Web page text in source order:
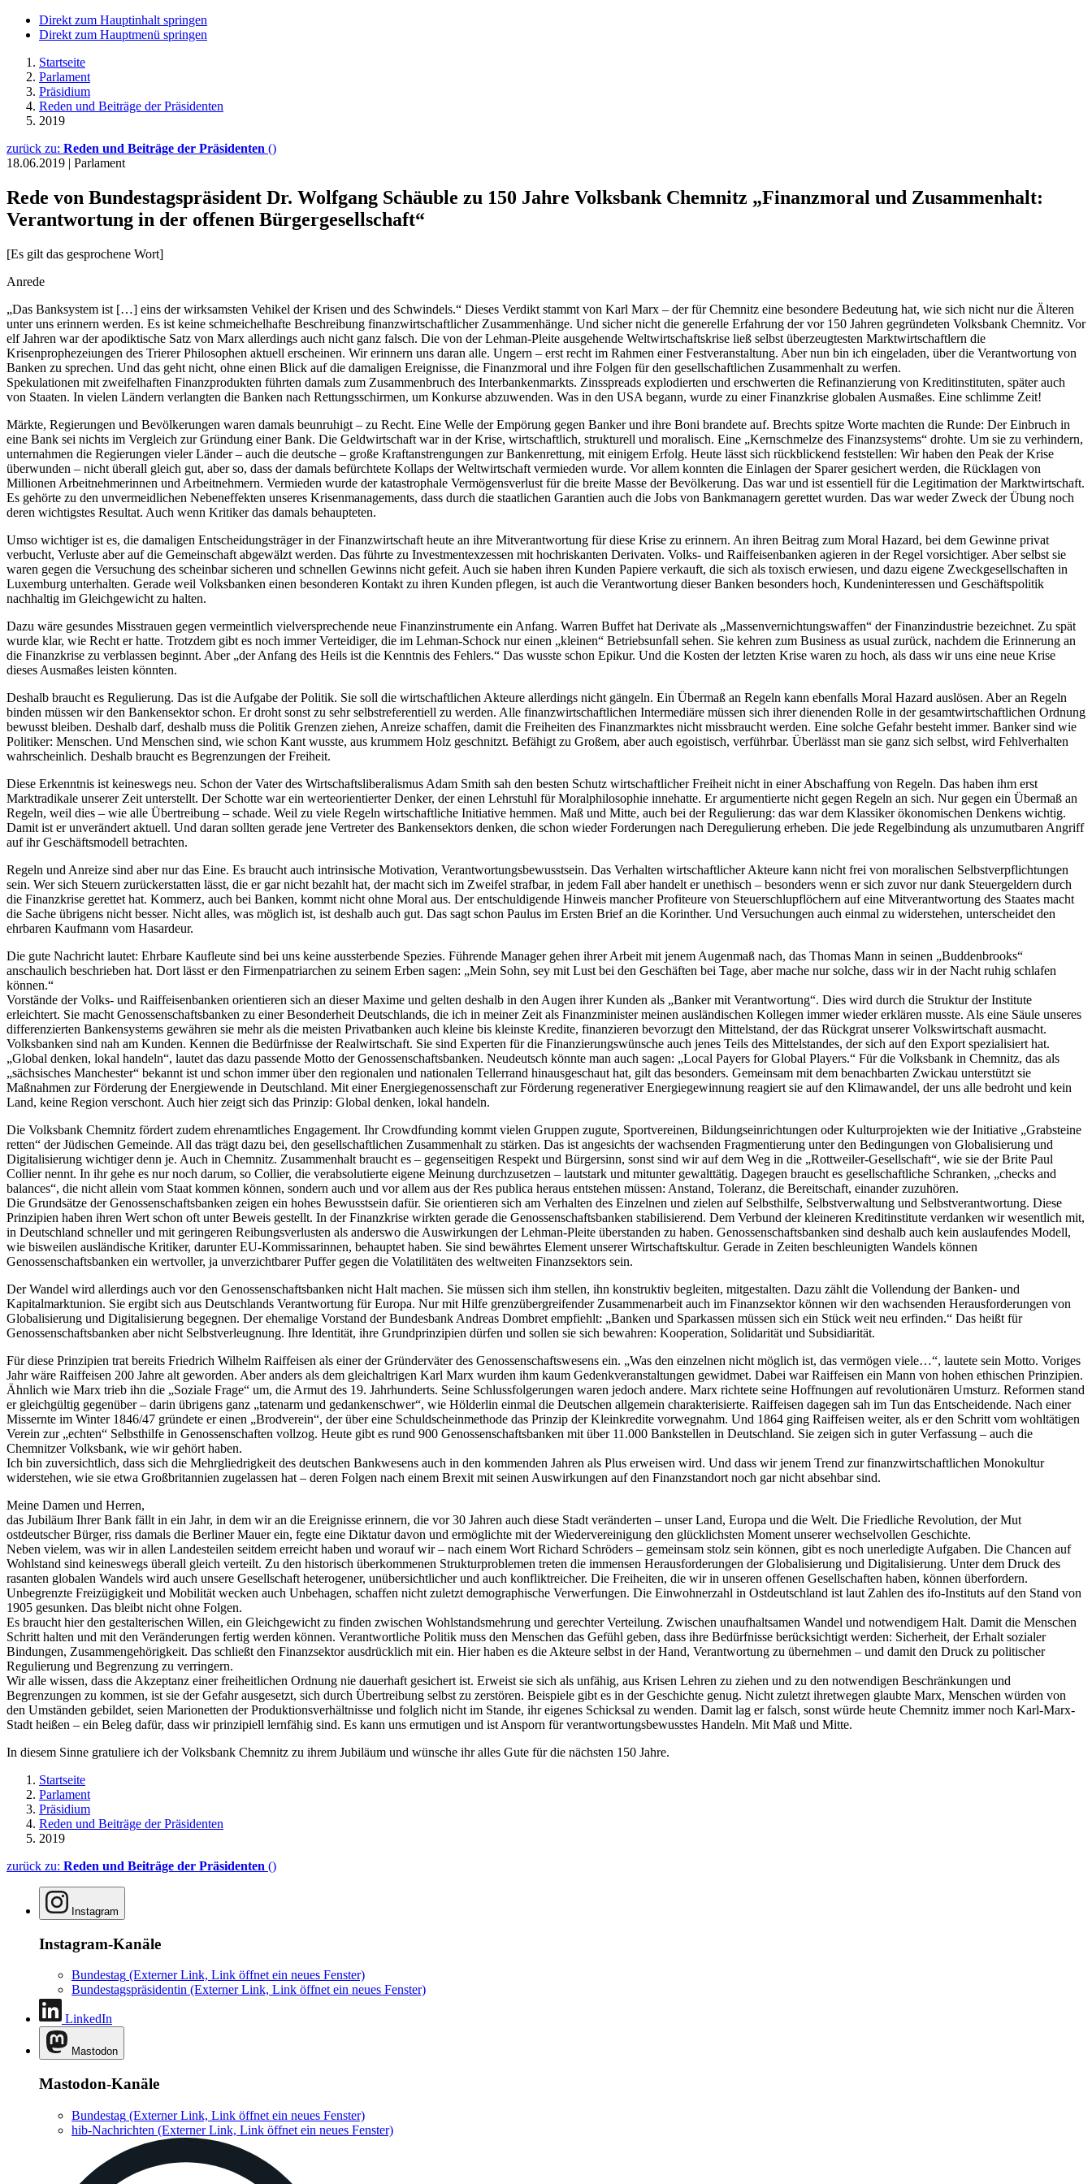
Direkt zum Hauptinhalt springen
Direkt zum Hauptmenü springen
Startseite
Parlament
Präsidium
Reden und Beiträge der Präsidenten
2019
zurück zu: Reden und Beiträge der Präsidenten ()
18.06.2019 | Parlament
Rede von Bundestagspräsident Dr. Wolfgang Schäuble zu 150 Jahre Volksbank Chemnitz „Finanzmoral und Zusammenhalt:
Verantwortung in der offenen Bürgergesellschaft“
[Es gilt das gesprochene Wort]
Anrede
„Das Banksystem ist […] eins der wirksamsten Vehikel der Krisen und des Schwindels.“ Dieses Verdikt stammt von Karl Marx – der für Chemnitz eine besondere Bedeutung hat, wie sich nicht nur die Älteren
unter uns erinnern werden. Es ist keine schmeichelhafte Beschreibung finanzwirtschaftlicher Zusammenhänge. Und sicher nicht die generelle Erfahrung der vor 150 Jahren gegründeten Volksbank Chemnitz. Vor
elf Jahren war der apodiktische Satz von Marx allerdings auch nicht ganz falsch. Die von der Lehman-Pleite ausgehende Weltwirtschaftskrise ließ selbst überzeugtesten Marktwirtschaftlern die
Krisenprophezeiungen des Trierer Philosophen aktuell erscheinen. Wir erinnern uns daran alle. Ungern – erst recht im Rahmen einer Festveranstaltung. Aber nun bin ich eingeladen, über die Verantwortung von
Banken zu sprechen. Und das geht nicht, ohne einen Blick auf die damaligen Ereignisse, die Finanzmoral und ihre Folgen für den gesellschaftlichen Zusammenhalt zu werfen.
Spekulationen mit zweifelhaften Finanzprodukten führten damals zum Zusammenbruch des Interbankenmarkts. Zinsspreads explodierten und erschwerten die Refinanzierung von Kreditinstituten, später auch
von Staaten. In vielen Ländern verlangten die Banken nach Rettungsschirmen, um Konkurse abzuwenden. Was in den USA begann, wurde zu einer Finanzkrise globalen Ausmaßes. Eine schlimme Zeit!
Märkte, Regierungen und Bevölkerungen waren damals beunruhigt – zu Recht. Eine Welle der Empörung gegen Banker und ihre Boni brandete auf. Brechts spitze Worte machten die Runde: Der Einbruch in
eine Bank sei nichts im Vergleich zur Gründung einer Bank. Die Geldwirtschaft war in der Krise, wirtschaftlich, strukturell und moralisch. Eine „Kernschmelze des Finanzsystems“ drohte. Um sie zu verhindern,
unternahmen die Regierungen vieler Länder – auch die deutsche – große Kraftanstrengungen zur Bankenrettung, mit einigem Erfolg. Heute lässt sich rückblickend feststellen: Wir haben den Peak der Krise
überwunden – nicht überall gleich gut, aber so, dass der damals befürchtete Kollaps der Weltwirtschaft vermieden wurde. Vor allem konnten die Einlagen der Sparer gesichert werden, die Rücklagen von
Millionen Arbeitnehmerinnen und Arbeitnehmern. Vermieden wurde der katastrophale Vermögensverlust für die breite Masse der Bevölkerung. Das war und ist essentiell für die Legitimation der Marktwirtschaft.
Es gehörte zu den unvermeidlichen Nebeneffekten unseres Krisenmanagements, dass durch die staatlichen Garantien auch die Jobs von Bankmanagern gerettet wurden. Das war weder Zweck der Übung noch
deren wichtigstes Resultat. Auch wenn Kritiker das damals behaupteten.
Umso wichtiger ist es, die damaligen Entscheidungsträger in der Finanzwirtschaft heute an ihre Mitverantwortung für diese Krise zu erinnern. An ihren Beitrag zum Moral Hazard, bei dem Gewinne privat
verbucht, Verluste aber auf die Gemeinschaft abgewälzt werden. Das führte zu Investmentexzessen mit hochriskanten Derivaten. Volks- und Raiffeisenbanken agieren in der Regel vorsichtiger. Aber selbst sie
waren gegen die Versuchung des scheinbar sicheren und schnellen Gewinns nicht gefeit. Auch sie haben ihren Kunden Papiere verkauft, die sich als toxisch erwiesen, und dazu eigene Zweckgesellschaften in
Luxemburg unterhalten. Gerade weil Volksbanken einen besonderen Kontakt zu ihren Kunden pflegen, ist auch die Verantwortung dieser Banken besonders hoch, Kundeninteressen und Geschäftspolitik
nachhaltig im Gleichgewicht zu halten.
Dazu wäre gesundes Misstrauen gegen vermeintlich vielversprechende neue Finanzinstrumente ein Anfang. Warren Buffet hat Derivate als „Massenvernichtungswaffen“ der Finanzindustrie bezeichnet. Zu spät
wurde klar, wie Recht er hatte. Trotzdem gibt es noch immer Verteidiger, die im Lehman-Schock nur einen „kleinen“ Betriebsunfall sehen. Sie kehren zum Business as usual zurück, nachdem die Erinnerung an
die Finanzkrise zu verblassen beginnt. Aber „der Anfang des Heils ist die Kenntnis des Fehlers.“ Das wusste schon Epikur. Und die Kosten der letzten Krise waren zu hoch, als dass wir uns eine neue Krise
dieses Ausmaßes leisten könnten.
Deshalb braucht es Regulierung. Das ist die Aufgabe der Politik. Sie soll die wirtschaftlichen Akteure allerdings nicht gängeln. Ein Übermaß an Regeln kann ebenfalls Moral Hazard auslösen. Aber an Regeln
binden müssen wir den Bankensektor schon. Er droht sonst zu sehr selbstreferentiell zu werden. Alle finanzwirtschaftlichen Intermediäre müssen sich ihrer dienenden Rolle in der gesamtwirtschaftlichen Ordnung
bewusst bleiben. Deshalb darf, deshalb muss die Politik Grenzen ziehen, Anreize schaffen, damit die Freiheiten des Finanzmarktes nicht missbraucht werden. Eine solche Gefahr besteht immer. Banker sind wie
Politiker: Menschen. Und Menschen sind, wie schon Kant wusste, aus krummem Holz geschnitzt. Befähigt zu Großem, aber auch egoistisch, verführbar. Überlässt man sie ganz sich selbst, wird Fehlverhalten
wahrscheinlich. Deshalb braucht es Begrenzungen der Freiheit.
Diese Erkenntnis ist keineswegs neu. Schon der Vater des Wirtschaftsliberalismus Adam Smith sah den besten Schutz wirtschaftlicher Freiheit nicht in einer Abschaffung von Regeln. Das haben ihm erst
Marktradikale unserer Zeit unterstellt. Der Schotte war ein werteorientierter Denker, der einen Lehrstuhl für Moralphilosophie innehatte. Er argumentierte nicht gegen Regeln an sich. Nur gegen ein Übermaß an
Regeln, weil dies – wie alle Übertreibung – schade. Weil zu viele Regeln wirtschaftliche Initiative hemmen. Maß und Mitte, auch bei der Regulierung: das war dem Klassiker ökonomischen Denkens wichtig.
Damit ist er unverändert aktuell. Und daran sollten gerade jene Vertreter des Bankensektors denken, die schon wieder Forderungen nach Deregulierung erheben. Die jede Regelbindung als unzumutbaren Angriff
auf ihr Geschäftsmodell betrachten.
Regeln und Anreize sind aber nur das Eine. Es braucht auch intrinsische Motivation, Verantwortungsbewusstsein. Das Verhalten wirtschaftlicher Akteure kann nicht frei von moralischen Selbstverpflichtungen
sein. Wer sich Steuern zurückerstatten lässt, die er gar nicht bezahlt hat, der macht sich im Zweifel strafbar, in jedem Fall aber handelt er unethisch – besonders wenn er sich zuvor nur dank Steuergeldern durch
die Finanzkrise gerettet hat. Kommerz, auch bei Banken, kommt nicht ohne Moral aus. Der entschuldigende Hinweis mancher Profiteure von Steuerschlupflöchern auf eine Mitverantwortung des Staates macht
die Sache übrigens nicht besser. Nicht alles, was möglich ist, ist deshalb auch gut. Das sagt schon Paulus im Ersten Brief an die Korinther. Und Versuchungen auch einmal zu widerstehen, unterscheidet den
ehrbaren Kaufmann vom Hasardeur.
Die gute Nachricht lautet: Ehrbare Kaufleute sind bei uns keine aussterbende Spezies. Führende Manager gehen ihrer Arbeit mit jenem Augenmaß nach, das Thomas Mann in seinen „Buddenbrooks“
anschaulich beschrieben hat. Dort lässt er den Firmenpatriarchen zu seinem Erben sagen: „Mein Sohn, sey mit Lust bei den Geschäften bei Tage, aber mache nur solche, dass wir in der Nacht ruhig schlafen
können.“
Vorstände der Volks- und Raiffeisenbanken orientieren sich an dieser Maxime und gelten deshalb in den Augen ihrer Kunden als „Banker mit Verantwortung“. Dies wird durch die Struktur der Institute
erleichtert. Sie macht Genossenschaftsbanken zu einer Besonderheit Deutschlands, die ich in meiner Zeit als Finanzminister meinen ausländischen Kollegen immer wieder erklären musste. Als eine Säule unseres
differenzierten Bankensystems gewähren sie mehr als die meisten Privatbanken auch kleine bis kleinste Kredite, finanzieren bevorzugt den Mittelstand, der das Rückgrat unserer Volkswirtschaft ausmacht.
Volksbanken sind nah am Kunden. Kennen die Bedürfnisse der Realwirtschaft. Sie sind Experten für die Finanzierungswünsche auch jenes Teils des Mittelstandes, der sich auf den Export spezialisiert hat.
„Global denken, lokal handeln“, lautet das dazu passende Motto der Genossenschaftsbanken. Neudeutsch könnte man auch sagen: „Local Payers for Global Players.“ Für die Volksbank in Chemnitz, das als
„sächsisches Manchester“ bekannt ist und schon immer über den regionalen und nationalen Tellerrand hinausgeschaut hat, gilt das besonders. Gemeinsam mit dem benachbarten Zwickau unterstützt sie
Maßnahmen zur Förderung der Energiewende in Deutschland. Mit einer Energiegenossenschaft zur Förderung regenerativer Energiegewinnung reagiert sie auf den Klimawandel, der uns alle bedroht und kein
Land, keine Region verschont. Auch hier zeigt sich das Prinzip: Global denken, lokal handeln.
Die Volksbank Chemnitz fördert zudem ehrenamtliches Engagement. Ihr Crowdfunding kommt vielen Gruppen zugute, Sportvereinen, Bildungseinrichtungen oder Kulturprojekten wie der Initiative „Grabsteine
retten“ der Jüdischen Gemeinde. All das trägt dazu bei, den gesellschaftlichen Zusammenhalt zu stärken. Das ist angesichts der wachsenden Fragmentierung unter den Bedingungen von Globalisierung und
Digitalisierung wichtiger denn je. Auch in Chemnitz. Zusammenhalt braucht es – gegenseitigen Respekt und Bürgersinn, sonst sind wir auf dem Weg in die „Rottweiler-Gesellschaft“, wie sie der Brite Paul
Collier nennt. In ihr gehe es nur noch darum, so Collier, die verabsolutierte eigene Meinung durchzusetzen – lautstark und mitunter gewalttätig. Dagegen braucht es gesellschaftliche Schranken, „checks and
balances“, die nicht allein vom Staat kommen können, sondern auch und vor allem aus der Res publica heraus entstehen müssen: Anstand, Toleranz, die Bereitschaft, einander zuzuhören.
Die Grundsätze der Genossenschaftsbanken zeigen ein hohes Bewusstsein dafür. Sie orientieren sich am Verhalten des Einzelnen und zielen auf Selbsthilfe, Selbstverwaltung und Selbstverantwortung. Diese
Prinzipien haben ihren Wert schon oft unter Beweis gestellt. In der Finanzkrise wirkten gerade die Genossenschaftsbanken stabilisierend. Dem Verbund der kleineren Kreditinstitute verdanken wir wesentlich mit,
in Deutschland schneller und mit geringeren Reibungsverlusten als anderswo die Auswirkungen der Lehman-Pleite überstanden zu haben. Genossenschaftsbanken sind deshalb auch kein auslaufendes Modell,
wie bisweilen ausländische Kritiker, darunter EU-Kommissarinnen, behauptet haben. Sie sind bewährtes Element unserer Wirtschaftskultur. Gerade in Zeiten beschleunigten Wandels können
Genossenschaftsbanken ein wertvoller, ja unverzichtbarer Puffer gegen die Volatilitäten des weltweiten Finanzsektors sein.
Der Wandel wird allerdings auch vor den Genossenschaftsbanken nicht Halt machen. Sie müssen sich ihm stellen, ihn konstruktiv begleiten, mitgestalten. Dazu zählt die Vollendung der Banken- und
Kapitalmarktunion. Sie ergibt sich aus Deutschlands Verantwortung für Europa. Nur mit Hilfe grenzübergreifender Zusammenarbeit auch im Finanzsektor können wir den wachsenden Herausforderungen von
Globalisierung und Digitalisierung begegnen. Der ehemalige Vorstand der Bundesbank Andreas Dombret empfiehlt: „Banken und Sparkassen müssen sich ein Stück weit neu erfinden.“ Das heißt für
Genossenschaftsbanken aber nicht Selbstverleugnung. Ihre Identität, ihre Grundprinzipien dürfen und sollen sie sich bewahren: Kooperation, Solidarität und Subsidiarität.
Für diese Prinzipien trat bereits Friedrich Wilhelm Raiffeisen als einer der Gründerväter des Genossenschaftswesens ein. „Was den einzelnen nicht möglich ist, das vermögen viele…“, lautete sein Motto. Voriges
Jahr wäre Raiffeisen 200 Jahre alt geworden. Aber anders als dem gleichaltrigen Karl Marx wurden ihm kaum Gedenkveranstaltungen gewidmet. Dabei war Raiffeisen ein Mann von hohen ethischen Prinzipien.
Ähnlich wie Marx trieb ihn die „Soziale Frage“ um, die Armut des 19. Jahrhunderts. Seine Schlussfolgerungen waren jedoch andere. Marx richtete seine Hoffnungen auf revolutionären Umsturz. Reformen stand
er gleichgültig gegenüber – darin übrigens ganz „tatenarm und gedankenschwer“, wie Hölderlin einmal die Deutschen allgemein charakterisierte. Raiffeisen dagegen sah im Tun das Entscheidende. Nach einer
Missernte im Winter 1846/47 gründete er einen „Brodverein“, der über eine Schuldscheinmethode das Prinzip der Kleinkredite vorwegnahm. Und 1864 ging Raiffeisen weiter, als er den Schritt vom wohltätigen
Verein zur „echten“ Selbsthilfe in Genossenschaften vollzog. Heute gibt es rund 900 Genossenschaftsbanken mit über 11.000 Bankstellen in Deutschland. Sie zeigen sich in guter Verfassung – auch die
Chemnitzer Volksbank, wie wir gehört haben.
Ich bin zuversichtlich, dass sich die Mehrgliedrigkeit des deutschen Bankwesens auch in den kommenden Jahren als Plus erweisen wird. Und dass wir jenem Trend zur finanzwirtschaftlichen Monokultur
widerstehen, wie sie etwa Großbritannien zugelassen hat – deren Folgen nach einem Brexit mit seinen Auswirkungen auf den Finanzstandort noch gar nicht absehbar sind.
Meine Damen und Herren,
das Jubiläum Ihrer Bank fällt in ein Jahr, in dem wir an die Ereignisse erinnern, die vor 30 Jahren auch diese Stadt veränderten – unser Land, Europa und die Welt. Die Friedliche Revolution, der Mut
ostdeutscher Bürger, riss damals die Berliner Mauer ein, fegte eine Diktatur davon und ermöglichte mit der Wiedervereinigung den glücklichsten Moment unserer wechselvollen Geschichte.
Neben vielem, was wir in allen Landesteilen seitdem erreicht haben und worauf wir – nach einem Wort Richard Schröders – gemeinsam stolz sein können, gibt es noch unerledigte Aufgaben. Die Chancen auf
Wohlstand sind keineswegs überall gleich verteilt. Zu den historisch überkommenen Strukturproblemen treten die immensen Herausforderungen der Globalisierung und Digitalisierung. Unter dem Druck des
rasanten globalen Wandels wird auch unsere Gesellschaft heterogener, unübersichtlicher und auch konfliktreicher. Die Freiheiten, die wir in unseren offenen Gesellschaften haben, können überfordern.
Unbegrenzte Freizügigkeit und Mobilität wecken auch Unbehagen, schaffen nicht zuletzt demographische Verwerfungen. Die Einwohnerzahl in Ostdeutschland ist laut Zahlen des ifo-Instituts auf den Stand von
1905 gesunken. Das bleibt nicht ohne Folgen.
Es braucht hier den gestalterischen Willen, ein Gleichgewicht zu finden zwischen Wohlstandsmehrung und gerechter Verteilung. Zwischen unaufhaltsamen Wandel und notwendigem Halt. Damit die Menschen
Schritt halten und mit den Veränderungen fertig werden können. Verantwortliche Politik muss den Menschen das Gefühl geben, dass ihre Bedürfnisse berücksichtigt werden: Sicherheit, der Erhalt sozialer
Bindungen, Zusammengehörigkeit. Das schließt den Finanzsektor ausdrücklich mit ein. Hier haben es die Akteure selbst in der Hand, Verantwortung zu übernehmen – und damit den Druck zu politischer
Regulierung und Begrenzung zu verringern.
Wir alle wissen, dass die Akzeptanz einer freiheitlichen Ordnung nie dauerhaft gesichert ist. Erweist sie sich als unfähig, aus Krisen Lehren zu ziehen und zu den notwendigen Beschränkungen und
Begrenzungen zu kommen, ist sie der Gefahr ausgesetzt, sich durch Übertreibung selbst zu zerstören. Beispiele gibt es in der Geschichte genug. Nicht zuletzt ihretwegen glaubte Marx, Menschen würden von
den Umständen gebildet, seien Marionetten der Produktionsverhältnisse und folglich nicht im Stande, ihr eigenes Schicksal zu wenden. Damit lag er falsch, sonst würde heute Chemnitz immer noch Karl-Marx-
Stadt heißen – ein Beleg dafür, dass wir prinzipiell lernfähig sind. Es kann uns ermutigen und ist Ansporn für verantwortungsbewusstes Handeln. Mit Maß und Mitte.
In diesem Sinne gratuliere ich der Volksbank Chemnitz zu ihrem Jubiläum und wünsche ihr alles Gute für die nächsten 150 Jahre.
Startseite
Parlament
Präsidium
Reden und Beiträge der Präsidenten
2019
zurück zu: Reden und Beiträge der Präsidenten ()
Instagram
Instagram-Kanäle
Bundestag (Externer Link, Link öffnet ein neues Fenster)
Bundestagspräsidentin (Externer Link, Link öffnet ein neues Fenster)
LinkedIn
Mastodon
Mastodon-Kanäle
Bundestag (Externer Link, Link öffnet ein neues Fenster)
hib-Nachrichten (Externer Link, Link öffnet ein neues Fenster)